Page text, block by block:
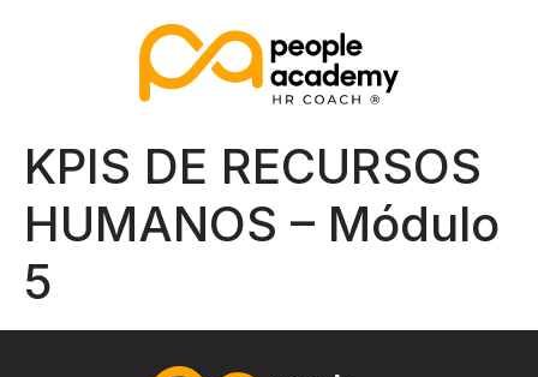
KPIS DE RECURSOS
HUMANOS – Módulo
5